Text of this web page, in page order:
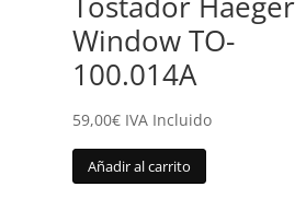
Window TO-
100.014A
59,00€ IVA Incluido
Añadir al carrito